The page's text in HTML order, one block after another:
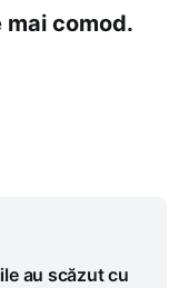
comod.
au scăzut cu